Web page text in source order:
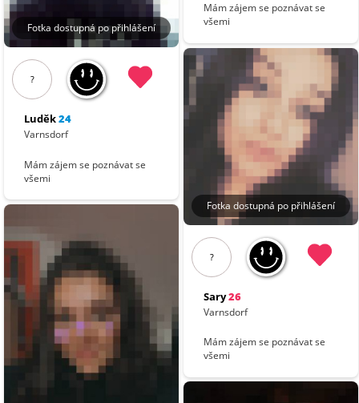
Fotka dostupná po přihlášení
?
Luděk24
Varnsdorf
Mám zájem se poznávat se
všemi
Mám zájem se poznávat se
všemi
Fotka dostupná po přihlášení
?
Sary26
Varnsdorf
Mám zájem se poznávat se
všemi